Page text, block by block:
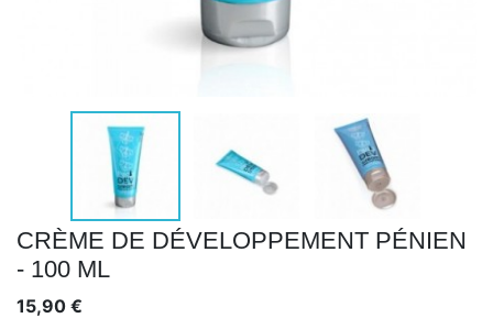
CRÈME DE DÉVELOPPEMENT PÉNIEN
- 100 ML
15,90 €